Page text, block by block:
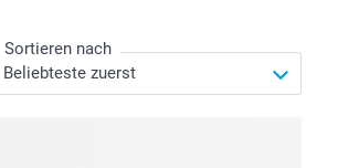
Sortieren nach